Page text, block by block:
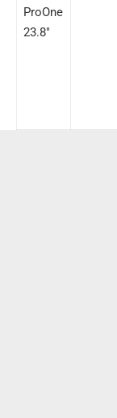
ProOne
23.8″